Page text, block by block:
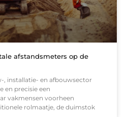
afstandsmeters op de
, installatie- en afbouwsector
en precisie een
vakmensen voorheen
rolmaatje, de duimstok